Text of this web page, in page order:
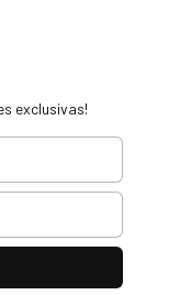
exclusivas!